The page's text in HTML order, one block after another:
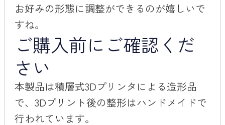
お好みの形態に調整ができるのが嬉しいで
すね。
ご購入前にご確認くだ
さい
本製品は積層式3Dプリンタによる造形品
で、3Dプリント後の整形はハンドメイドで
行われています。